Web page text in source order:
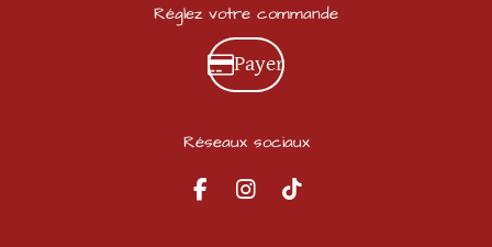
Réglez votre commande
Payer
Réseaux sociaux
F
I
T